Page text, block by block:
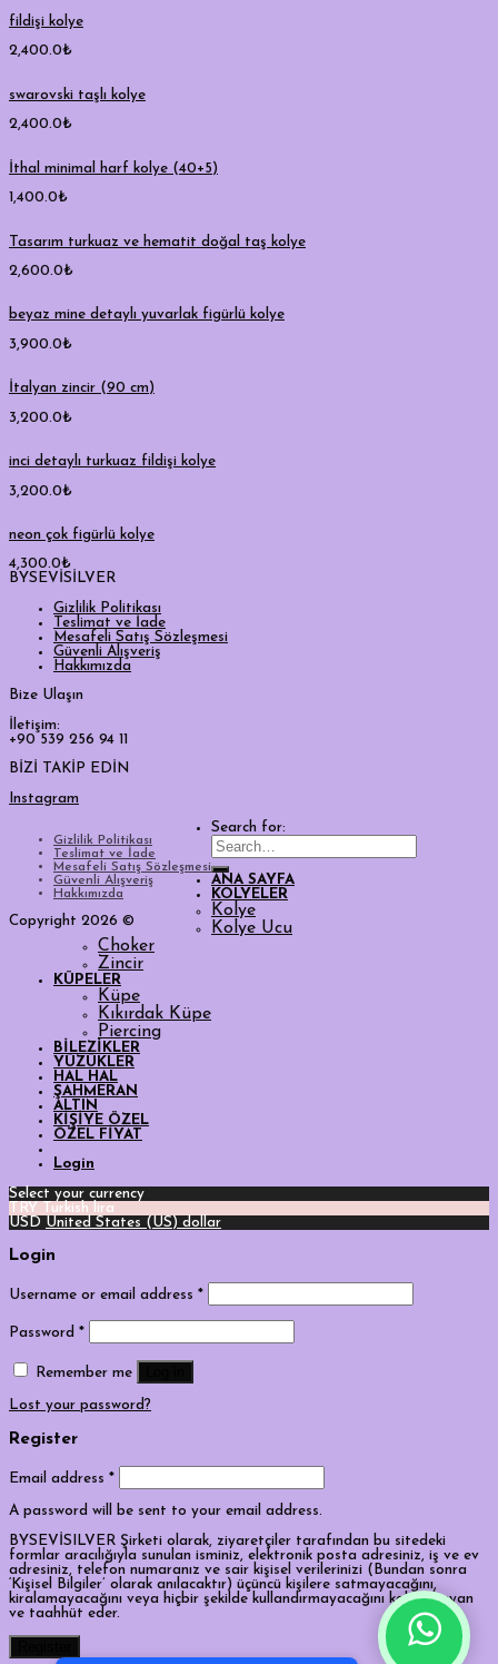
7/24 Canlı Destek
fildişi kolye
2,400.0₺
swarovski taşlı kolye
2,400.0₺
İthal minimal harf kolye (40+5)
1,400.0₺
Tasarım turkuaz ve hematit doğal taş kolye
2,600.0₺
beyaz mine detaylı yuvarlak figürlü kolye
3,900.0₺
İtalyan zincir (90 cm)
3,200.0₺
inci detaylı turkuaz fildişi kolye
3,200.0₺
neon çok figürlü kolye
4,300.0₺
BYSEVİSİLVER
Gizlilik Politikası
Teslimat ve İade
Mesafeli Satış Sözleşmesi
Güvenli Alışveriş
Hakkımızda
Bize Ulaşın
İletişim:
+90 539 256 94 11
BİZİ TAKİP EDİN
Instagram
Gizlilik Politikası
Teslimat ve İade
Mesafeli Satış Sözleşmesi
Güvenli Alışveriş
Hakkımızda
Copyright 2026 ©
Search for:
ANA SAYFA
KOLYELER
Kolye
Kolye Ucu
Choker
Zincir
KÜPELER
Küpe
Kıkırdak Küpe
Piercing
BİLEZİKLER
YÜZÜKLER
HAL HAL
ŞAHMERAN
ALTIN
KİŞİYE ÖZEL
ÖZEL FİYAT
Login
Select your currency
TRY
Turkish lira
USD United States (US) dollar
Login
Username or email address *
Password *
Remember me
Lost your password?
Register
Email address *
A password will be sent to your email address.
BYSEVİSILVER Şirketi olarak, ziyaretçiler tarafından bu sitedeki
formlar aracılığıyla sunulan isminiz, elektronik posta adresiniz, iş ve ev
adresiniz, telefon numaranız ve sair kişisel verilerinizi (Bundan sonra
‘Kişisel Bilgiler’ olarak anılacaktır) üçüncü kişilere satmayacağını,
kiralamayacağını veya hiçbir şekilde kullandırmayacağını kabul, beyan
ve taahhüt eder.